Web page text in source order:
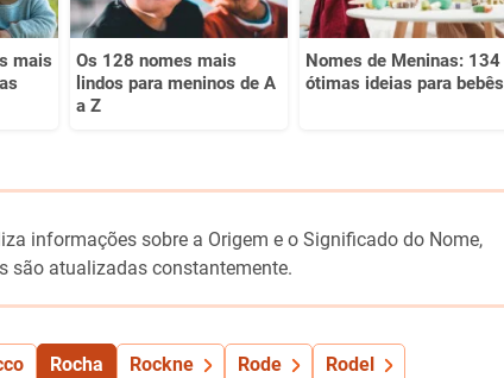
mais
Os 128 nomes mais
lindos para meninos de A
a Z
Nomes de Meninas: 134
ótimas ideias para bebês
informações sobre a Origem e o Significado do Nome,
são atualizadas constantemente.
Rocha Rockne Rode Rodel